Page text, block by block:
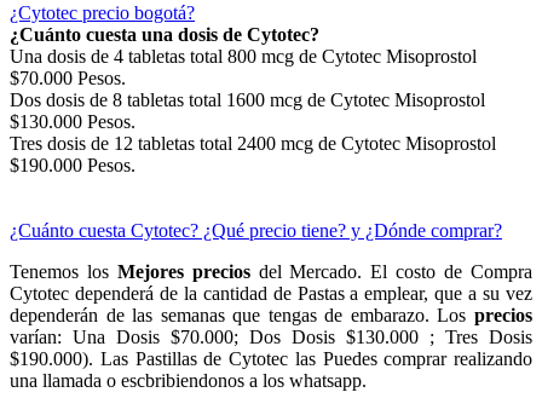
¿Cytotec precio bogotá?
¿Cuánto cuesta una dosis de Cytotec?
Una dosis de 4 tabletas total 800 mcg de Cytotec Misoprostol
$70.000 Pesos.
Dos dosis de 8 tabletas total 1600 mcg de Cytotec Misoprostol
$130.000 Pesos.
Tres dosis de 12 tabletas total 2400 mcg de Cytotec Misoprostol
$190.000 Pesos.
¿Cuánto cuesta Cytotec? ¿Qué precio tiene? y ¿Dónde comprar?
Tenemos los Mejores preciosdel Mercado. El costo de Compra
Cytotec dependerá de la cantidad de Pastas a emplear, que a su vez
dependerán de las semanas que tengas de embarazo. Los precios
varían: Una Dosis $70.000; Dos Dosis $130.000 ; Tres Dosis
$190.000). Las Pastillas de Cytotec las Puedes comprar realizando
una llamada o escbribiendonos a los whatsapp.